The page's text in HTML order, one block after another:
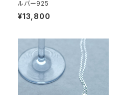
ルバー925
¥13,800